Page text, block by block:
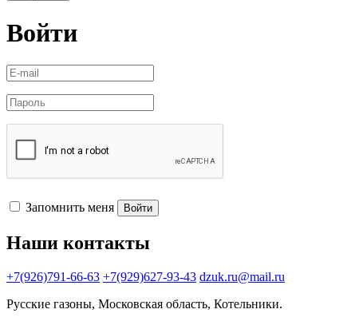
Войти
Запомнить меня Войти
Наши контакты
+7(926)791-66-63 +7(929)627-93-43 dzuk.ru@mail.ru
Русские газоны, Московская область, Котельники.